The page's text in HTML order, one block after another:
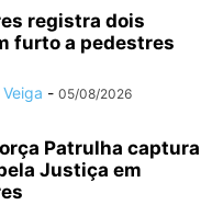
registra dois
furto a pedestres
- 05/08/2026
Patrulha captura
Justiça em